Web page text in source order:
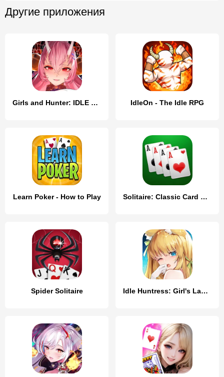
Другие приложения
Girls and Hunter: IDLE аниме IdleOn - The Idle RPG
Learn Poker - How to Play Solitaire: Classic Card Games
Spider Solitaire Idle Huntress: Girl's Land EU